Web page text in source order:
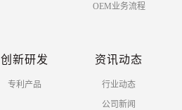
OEM业务流程
创新研发
专利产品
资讯动态
行业动态
公司新闻